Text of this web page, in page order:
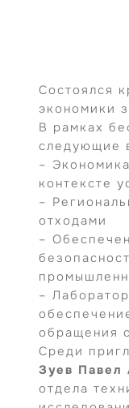
содержимому
Состоялся
экономики
В рамках
следующие
–
контексте
–
отходами
–
–
обращения
Среди
Зуев Павел
отдела